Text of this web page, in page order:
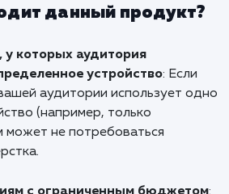
в значительной степени
присутствия, адаптивная
вам обеспечить
с клиентами на любом